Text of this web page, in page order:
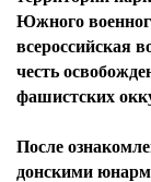
Южного
всероссийская
честь
фашистских
После
донскими